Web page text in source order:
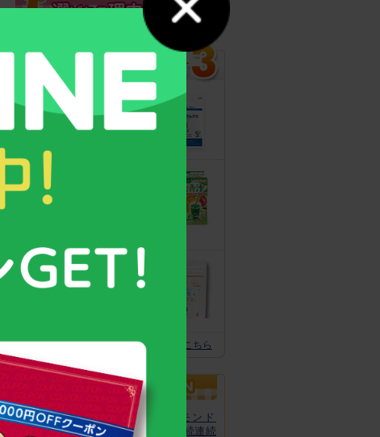
カルシウムグミ
13年連続モンド
最高金賞受賞！
こども食育グミ
幼児期の栄養補
スクスクのっぽくん推奨全グッズはこちら
カルシウムグミが、モンド
「最高金賞」を13年連続連続